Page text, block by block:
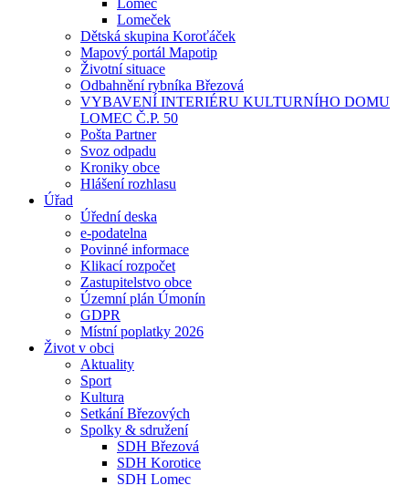
Lomec
Lomeček
Dětská skupina Koroťáček
Mapový portál Mapotip
Životní situace
Odbahnění rybníka Březová
VYBAVENÍ INTERIÉRU KULTURNÍHO DOMU
LOMEC Č.P. 50
Pošta Partner
Svoz odpadu
Kroniky obce
Hlášení rozhlasu
Úřad
Úřední deska
e-podatelna
Povinné informace
Klikací rozpočet
Zastupitelstvo obce
Územní plán Úmonín
GDPR
Místní poplatky 2026
Život v obci
Aktuality
Sport
Kultura
Setkání Březových
Spolky & sdružení
SDH Březová
SDH Korotice
SDH Lomec